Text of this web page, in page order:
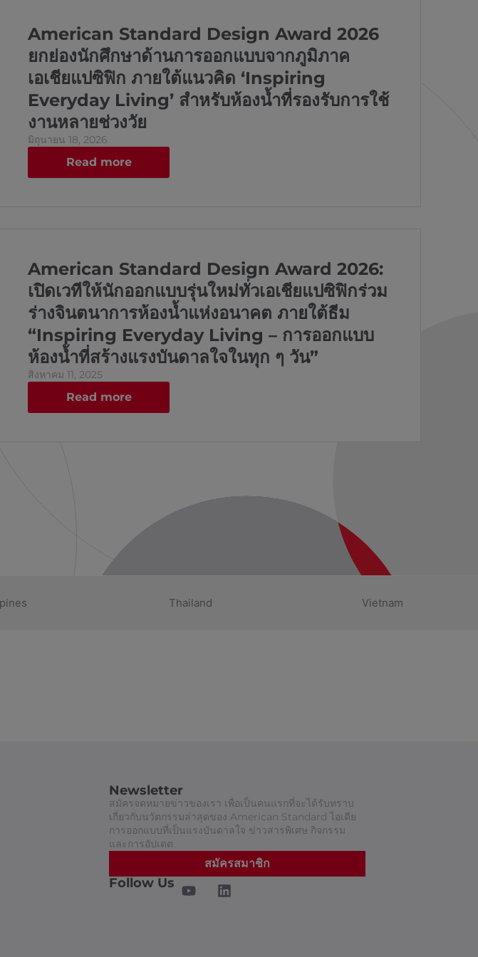
American Standard Design Award 2026
ยกย่องนักศึกษาด้านการออกแบบจากภูมิภาค
เอเชียแปซิฟิก ภายใต้แนวคิด ‘Inspiring
Everyday Living’ สำหรับห้องน้ำที่รองรับการใช้
งานหลายช่วงวัย
มิถุนายน 18, 2026
Read more
American Standard Design Award 2026:
เปิดเวทีให้นักออกแบบรุ่นใหม่ทั่วเอเชียแปซิฟิกร่วม
ร่างจินตนาการห้องน้ำแห่งอนาคต ภายใต้ธีม
“Inspiring Everyday Living – การออกแบบ
ห้องน้ำที่สร้างแรงบันดาลใจในทุก ๆ วัน”
สิงหาคม 11, 2025
Read more
Thailand Vietnam
Newsletter
สมัครจดหมายข่าวของเรา เพื่อเป็นคนแรกที่จะได้รับทราบ
เกี่ยวกับนวัตกรรมล่าสุดของ American Standard ไอเดีย
การออกแบบที่เป็นแรงบันดาลใจ ข่าวสารพิเศษ กิจกรรม
และการอัปเดต
สมัครสมาชิก
Follow Us